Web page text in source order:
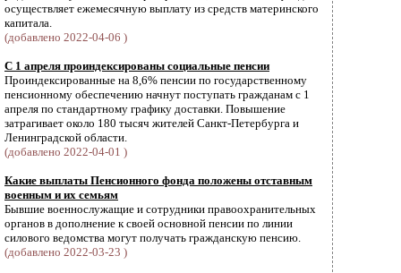
осуществляет ежемесячную выплату из средств материнского
капитала.
(добавлено 2022-04-06 )
С 1 апреля проиндексированы социальные пенсии
Проиндексированные на 8,6% пенсии по государственному
пенсионному обеспечению начнут поступать гражданам с 1
апреля по стандартному графику доставки. Повышение
затрагивает около 180 тысяч жителей Санкт-Петербурга и
Ленинградской области.
(добавлено 2022-04-01 )
Какие выплаты Пенсионного фонда положены отставным
военным и их семьям
Бывшие военнослужащие и сотрудники правоохранительных
органов в дополнение к своей основной пенсии по линии
силового ведомства могут получать гражданскую пенсию.
(добавлено 2022-03-23 )